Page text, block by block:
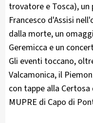
trovatore e Tosca),
Francesco d'Assisi
dalla morte, un
Geremicca e un
Gli eventi toccano,
Valcamonica, il
con tappe alla
MUPRE di Capo di